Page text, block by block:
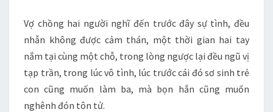
Vợ chồng hai người nghĩ đến trước đây sự tình, đều
nhẫn không được cảm thán, một thời gian hai tay
nắm tại cùng một chỗ, trong lòng ngược lại đều ngũ vị
tạp trần, trong lúc vô tình, lúc trước cái đó sơ sinh trẻ
con cũng muốn làm ba, mà bọn hắn cũng muốn
nghênh đón tôn tử.